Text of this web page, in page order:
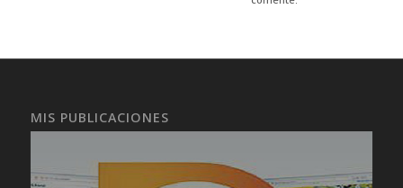
MIS PUBLICACIONES